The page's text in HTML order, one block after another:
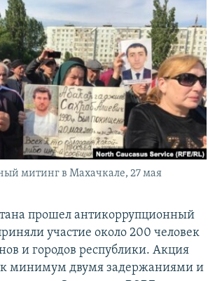
РАССЫЛКУ
РС
митинг в Махачкале, 27 мая
прошел антикоррупционный
участие около 200 человек
и городов республики. Акция
минимум двумя задержаниями и